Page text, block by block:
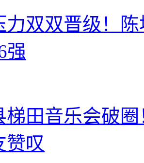
力双双晋级！
强
梯田音乐会破
赞叹